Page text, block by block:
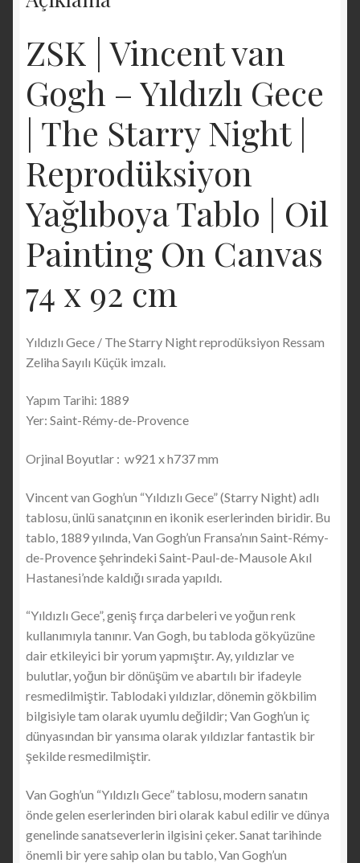
Tablo
Oil
On
Canvas
adet
ZSK | Vincent van
Gogh – Yıldızlı Gece
| The Starry Night |
Reprodüksiyon
Yağlıboya Tablo | Oil
Painting On Canvas
74 x 92 cm
Yıldızlı Gece / The Starry Night reprodüksiyon Ressam
Zeliha Sayılı Küçük imzalı.
Yapım Tarihi: 1889
Yer: Saint-Rémy-de-Provence
Orjinal Boyutlar : w921 x h737 mm
Vincent van Gogh’un “Yıldızlı Gece” (Starry Night) adlı
tablosu, ünlü sanatçının en ikonik eserlerinden biridir. Bu
tablo, 1889 yılında, Van Gogh’un Fransa’nın Saint-Rémy-
de-Provence şehrindeki Saint-Paul-de-Mausole Akıl
Hastanesi’nde kaldığı sırada yapıldı.
“Yıldızlı Gece”, geniş fırça darbeleri ve yoğun renk
kullanımıyla tanınır. Van Gogh, bu tabloda gökyüzüne
dair etkileyici bir yorum yapmıştır. Ay, yıldızlar ve
bulutlar, yoğun bir dönüşüm ve abartılı bir ifadeyle
resmedilmiştir. Tablodaki yıldızlar, dönemin gökbilim
bilgisiyle tam olarak uyumlu değildir; Van Gogh’un iç
dünyasından bir yansıma olarak yıldızlar fantastik bir
şekilde resmedilmiştir.
Van Gogh’un “Yıldızlı Gece” tablosu, modern sanatın
önde gelen eserlerinden biri olarak kabul edilir ve dünya
genelinde sanatseverlerin ilgisini çeker. Sanat tarihinde
önemli bir yere sahip olan bu tablo, Van Gogh’un